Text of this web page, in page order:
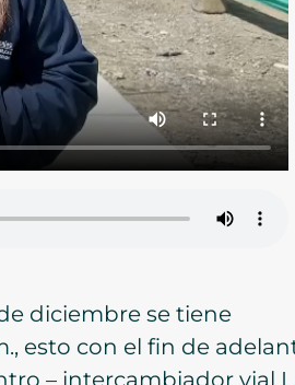
diciembre se tiene
esto con el fin de
– intercambiador vial